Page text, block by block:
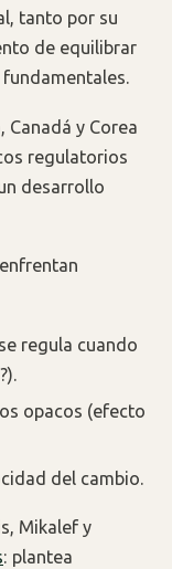
tanto por su
de equilibrar
Canadá y Corea
regulatorios
desarrollo
regula cuando
opacos (efecto
del cambio.
Mikalef y
: plantea